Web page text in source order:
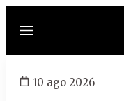
Menú
10 ago 2026